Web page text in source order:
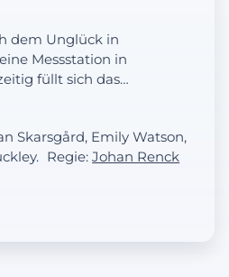
dem Unglück in
Messstation in
füllt sich das
Prypjat mit
Strahlenkrankheit
Skarsgård, Emily Watson,
Regie:Johan Renck